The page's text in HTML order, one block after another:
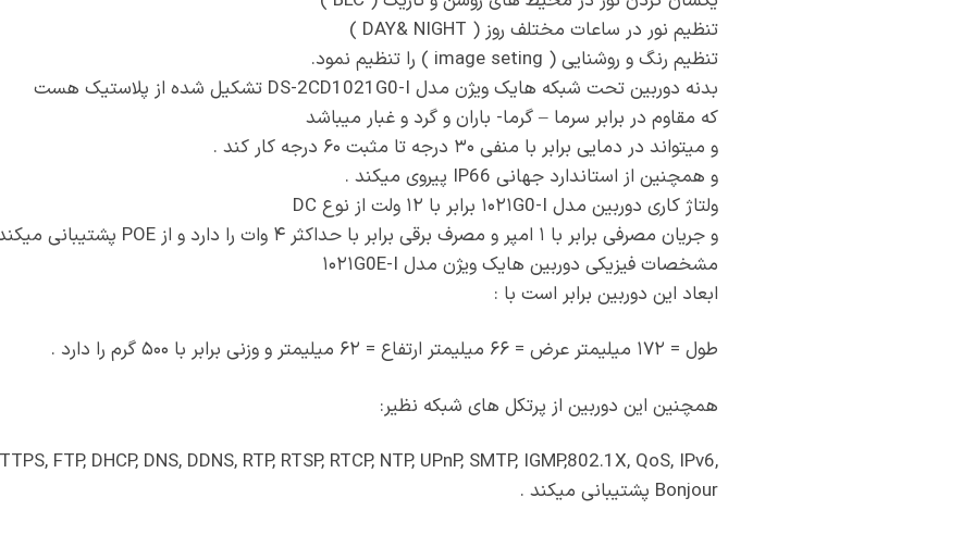
تنظیم نور در ساعات مختلف روز ( DAY& NIGHT )
تنظیم رنگ و روشنایی ( image seting ) را تنظیم نمود.
بدنه دوربین تحت شبکه هایک ویژن مدل DS-2CD1021G0-I تشکیل شده از پلاستیک هست
که مقاوم در برابر سرما – گرما- باران و گرد و غبار میباشد
و میتواند در دمایی برابر با منفی ۳۰ درجه تا مثبت ۶۰ درجه کار کند .
و همچنین از استاندارد جهانی IP66 پیروی میکند .
ولتاژ کاری دوربین مدل ۱۰۲۱G0-I برابر با ۱۲ ولت از نوع DC
و جریان مصرفی برابر با ۱ امپر و مصرف برقی برابر با حداکثر ۴ وات را دارد و از POE پشتیبانی میکند .
مشخصات فیزیکی دوربین هایک ویژن مدل ۱۰۲۱G0E-I
ابعاد این دوربین برابر است با :
طول = ۱۷۲ میلیمتر عرض = ۶۶ میلیمتر ارتفاع = ۶۲ میلیمتر و وزنی برابر با ۵۰۰ گرم را دارد .
همچنین این دوربین از پرتکل های شبکه نظیر:
FTP, DHCP, DNS, DDNS, RTP, RTSP, RTCP, NTP, UPnP, SMTP, IGMP,802.1X, QoS, IPv6,
Bonjour پشتیبانی میکند .